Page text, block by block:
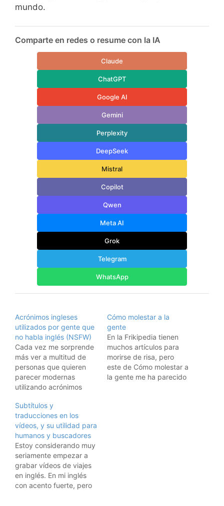
mundo.
Comparte en redes o resume con la IA
Claude
ChatGPT
Google AI
Gemini
Perplexity
DeepSeek
Mistral
Copilot
Qwen
Meta AI
Grok
Telegram
WhatsApp
Acrónimos ingleses
utilizados por gente que
no habla inglés (NSFW)
Cada vez me sorprende
más ver a multitud de
personas que quieren
parecer modernas
utilizando acrónimos
forma excesiva. Entre
ellos, los más
comunes:WTF:
Literalmente "What the
fuck", algo así como
"pero qué cojones", una
exclamación insultante y
muy dura, no permitida
en la mayoría de…
Cómo molestar a la
gente
En la Frikipedia tienen
muchos artículos para
morirse de risa, pero
este de Cómo molestar a
la gente me ha parecido
Subtítulos y
traducciones en los
vídeos, y su utilidad para
humanos y buscadores
Estoy considerando muy
seriamente empezar a
grabar vídeos de viajes
en inglés. En mi inglés
con acento fuerte, pero